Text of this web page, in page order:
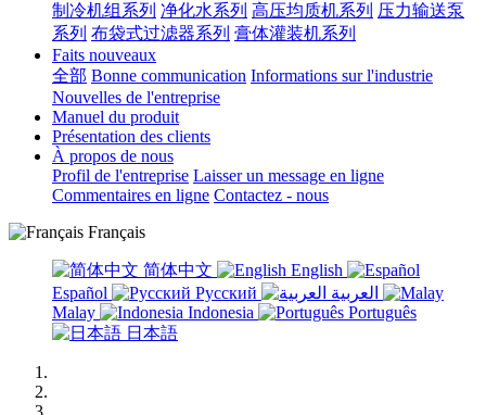
制冷机组系列 净化水系列 高压均质机系列 压力输送泵
系列 布袋式过滤器系列 膏体灌装机系列
Faits nouveaux
全部 Bonne communication Informations sur l'industrie
Nouvelles de l'entreprise
Manuel du produit
Présentation des clients
À propos de nous
Profil de l'entreprise Laisser un message en ligne
Commentaires en ligne Contactez - nous
Français
简体中文
English
Español
Русский
Malay
Indonesia
Português
日本語